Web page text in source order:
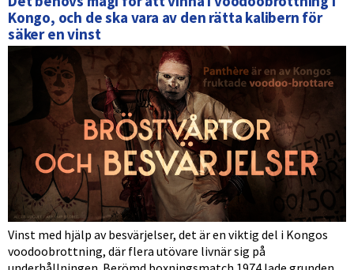
Kongo, och de ska vara av den rätta kalibern för
säker en vinst
Vinst med hjälp av besvärjelser, det är en viktig del i Kongos
voodoobrottning, där flera utövare livnär sig på